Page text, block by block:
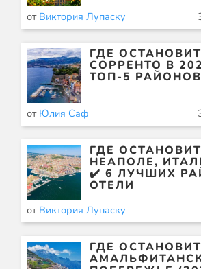
от Виктория Лупаску
ГДЕ
СОРРЕНТО В
ТОП-5
от Юлия Саф
ГДЕ
НЕАПОЛЕ,
✔️ 6 ЛУЧШИХ
ОТЕЛИ
от Виктория Лупаску
ГДЕ